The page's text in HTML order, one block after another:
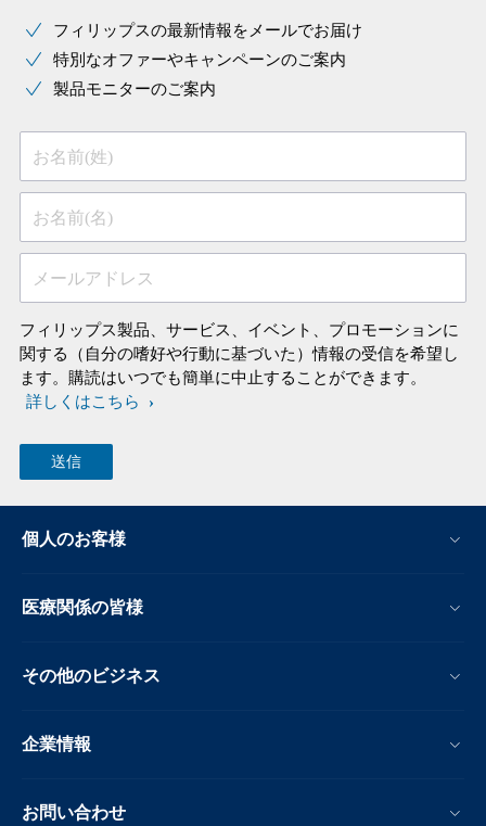
フィリップスの最新情報をメールでお届け
特別なオファーやキャンペーンのご案内
製品モニターのご案内
お名前(姓)
お名前(名)
メールアドレス
フィリップス製品、サービス、イベント、プロモーションに
関する（自分の嗜好や行動に基づいた）情報の受信を希望し
ます。購読はいつでも簡単に中止することができます。
詳しくはこちら
個人のお客様
医療関係の皆様
その他のビジネス
企業情報
お問い合わせ